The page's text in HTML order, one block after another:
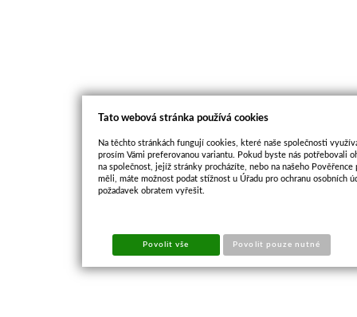
Tato webová stránka používá cookies
Na těchto stránkách fungují cookies, které naše společnosti
prosím Vámi preferovanou variantu. Pokud byste nás potřebovali
na společnost, jejíž stránky procházíte, nebo na našeho
měli, máte možnost podat stížnost u Úřadu pro ochranu osobních
požadavek obratem vyřešit.
Povolit vše Povolit pouze nutné